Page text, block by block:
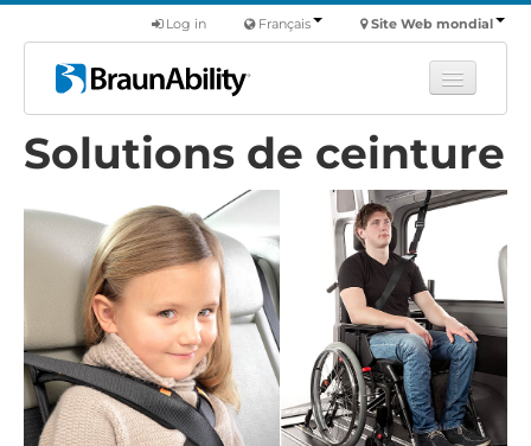
Site Web mondial
Français
Log in
Apprendre
Véhicules utilitaires
Nous
Trouver un revendeur
Solutions de ceinture